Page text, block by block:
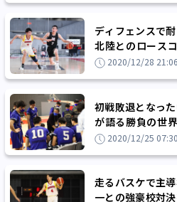
ディフェンスで
北陸とのロース
勝進出へ
2020/12/28 21:06
初戦敗退となっ
が語る勝負の世
てを判断されてし
2020/12/25 07:30
走るバスケで主
一との強豪校対